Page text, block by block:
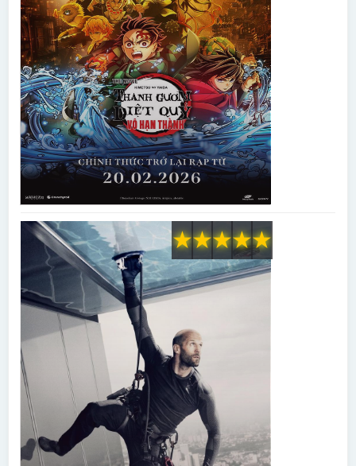
★
★
★
★
★